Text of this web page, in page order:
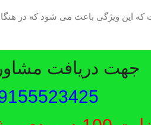
که این ویژگی باعث می شود که در
جهت دریافت